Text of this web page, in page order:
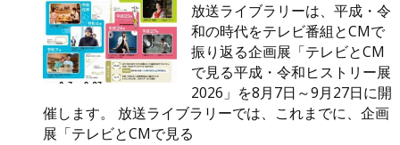
放送ライブラリーは、平成・令
和の時代をテレビ番組とCMで
振り返る企画展「テレビとCM
で見る平成・令和ヒストリー展
2026」を8月7日～9月27日に開
催します。 放送ライブラリーでは、これまでに、企画
展「テレビとCMで見る